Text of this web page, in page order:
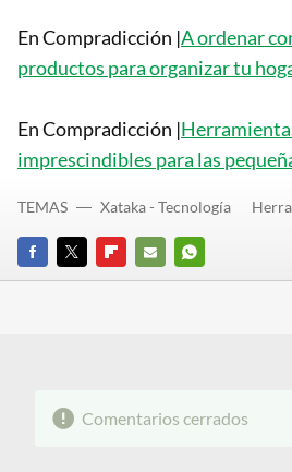
En Compradicción |A ordenar
productos para organizar tu
En Compradicción |
imprescindibles para las
FACEBOOK
TWITTERFLIPBOARD
E-
WHATSAPP
TEMAS Xataka - Tecnología
Comentarios cerrados